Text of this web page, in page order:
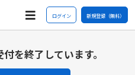
ログイン 新規登録（無料）
を終了しています。